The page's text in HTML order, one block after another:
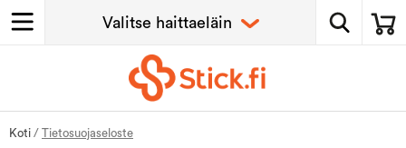
Koti / Tietosuojaseloste